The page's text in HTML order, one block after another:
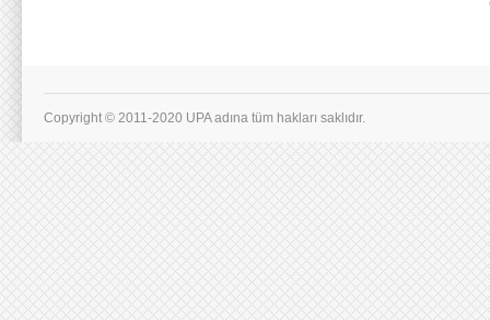
Copyright © 2011-2020 UPA adına tüm hakları saklıdır.